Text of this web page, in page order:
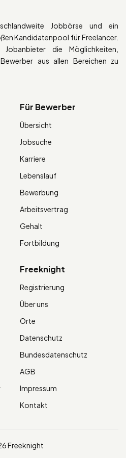
Jobbörse und ein
Kandidatenpool für Freelancer.
die Möglichkeiten,
aus allen Bereichen zu
Für Bewerber
Übersicht
Jobsuche
Karriere
Lebenslauf
Bewerbung
Arbeitsvertrag
Gehalt
Fortbildung
Freeknight
Registrierung
Über uns
Orte
Datenschutz
Bundesdatenschutz
AGB
Impressum
Kontakt
Freeknight